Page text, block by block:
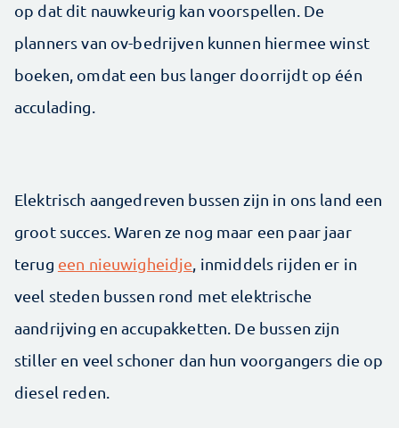
op dat dit nauwkeurig kan voorspellen. De
planners van ov-bedrijven kunnen hiermee winst
boeken, omdat een bus langer doorrijdt op één
acculading.
Elektrisch aangedreven bussen zijn in ons land een
groot succes. Waren ze nog maar een paar jaar
terug een nieuwigheidje, inmiddels rijden er in
veel steden bussen rond met elektrische
aandrijving en accupakketten. De bussen zijn
stiller en veel schoner dan hun voorgangers die op
diesel reden.